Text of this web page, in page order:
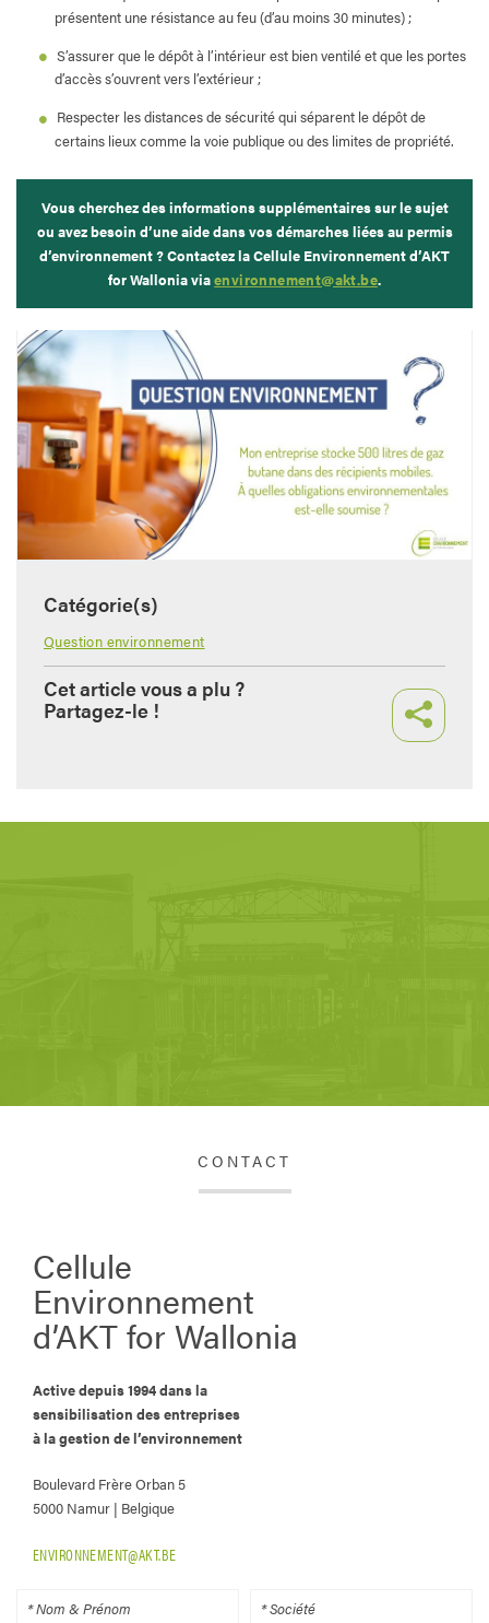
présentent une résistance au feu (d’au moins 30 minutes) ;
S’assurer que le dépôt à l’intérieur est bien ventilé et que les portes
d’accès s’ouvrent vers l’extérieur ;
Respecter les distances de sécurité qui séparent le dépôt de
certains lieux comme la voie publique ou des limites de propriété.
Vous cherchez des informations supplémentaires sur le sujet
ou avez besoin d’une aide dans vos démarches liées au permis
d’environnement ? Contactez la Cellule Environnement d’AKT
for Wallonia viaenvironnement@akt.be.
Catégorie(s)
Question environnement
Cet article vous a plu ?
Partagez-le !
CONTACT
Cellule
Environnement
d’AKT for Wallonia
Active depuis 1994 dans la
sensibilisation des entreprises
à la gestion de l’environnement
Boulevard Frère Orban 5
5000 Namur | Belgique
ENVIRONNEMENT@AKT.BE